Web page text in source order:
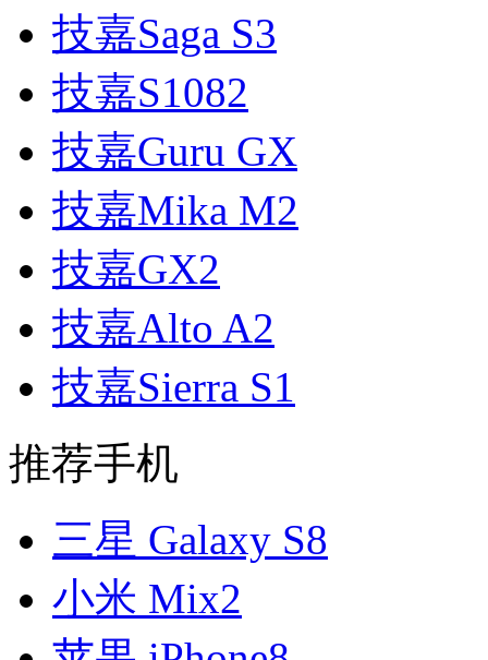
技嘉Saga S3
技嘉S1082
技嘉Guru GX
技嘉Mika M2
技嘉GX2
技嘉Alto A2
技嘉Sierra S1
推荐手机
三星 Galaxy S8
小米 Mix2